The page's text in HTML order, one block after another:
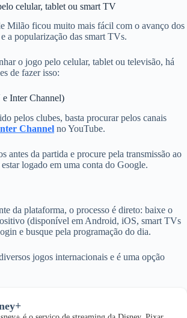
celular, tablet ou smart TV
Milão ficou muito mais fácil com o avanço dos
a popularização das smart TVs.
o jogo pelo celular, tablet ou televisão, há
de fazer isso:
Inter Channel)
pelos clubes, basta procurar pelos canais
Channel no YouTube.
antes da partida e procure pela transmissão ao
logado em uma conta do Google.
da plataforma, o processo é direto: baixe o
(disponível em Android, iOS, smart TVs
e busque pela programação do dia.
jogos internacionais e é uma opção